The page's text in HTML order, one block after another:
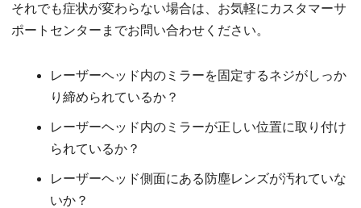
それでも症状が変わらない場合は、お気軽にカスタマーサ
ポートセンターまでお問い合わせください。
レーザーヘッド内のミラーを固定するネジがしっか
り締められているか？
レーザーヘッド内のミラーが正しい位置に取り付け
られているか？
レーザーヘッド側面にある防塵レンズが汚れていな
いか？